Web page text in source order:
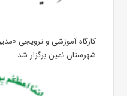
کارگاه آموزشی و ترویجی
شهرستان نمین برگزار شد